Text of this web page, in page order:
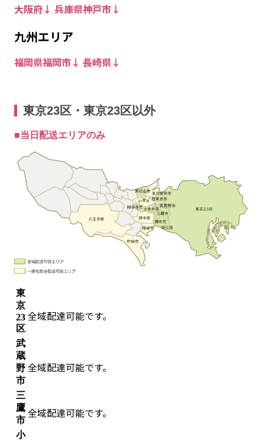
大阪府↓ 兵庫県神戸市↓
九州エリア
福岡県福岡市↓ 長崎県↓
東京23区・東京23区以外
■当日配送エリアのみ
東
京
23
区
全域配達可能です。
武
蔵
野
市
全域配達可能です。
三
鷹
市
全域配達可能です。
小